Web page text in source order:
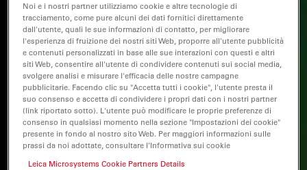
Noi e i nostri partner utilizziamo cookie e altre tecnologie di
tracciamento, come pure alcuni dei dati fornitici direttamente
dall'utente, quali le sue informazioni di contatto, per migliorare
l'esperienza di fruizione dei nostri siti Web, proporre all'utente pubblicità
e contenuti personalizzati in base alle sue interazioni con questi e altri
siti Web, consentire all'utente di condividere contenuti sui social media,
svolgere analisi e misurare l'efficacia delle nostre campagne
pubblicitarie. Facendo clic su "Accetta tutti i cookie", l'utente presta il
suo consenso e accetta di condividere i propri dati con i nostri partner
(link riportato sotto). L'utente può modificare le proprie preferenze di
consenso in qualsiasi momento nella sezione "Impostazioni dei cookie"
presente in fondo al nostro sito Web. Per maggiori informazioni sulle
prassi da noi adottate, consultare l'Informativa sui cookie
Leica Microsystems Cookie Partners Details